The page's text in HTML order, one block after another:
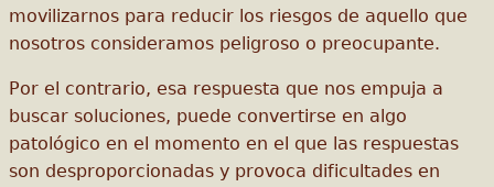
movilizarnos para reducir los riesgos de aquello que
nosotros consideramos peligroso o preocupante.
Por el contrario, esa respuesta que nos empuja a
buscar soluciones, puede convertirse en algo
patológico en el momento en el que las respuestas
son desproporcionadas y provoca dificultades en